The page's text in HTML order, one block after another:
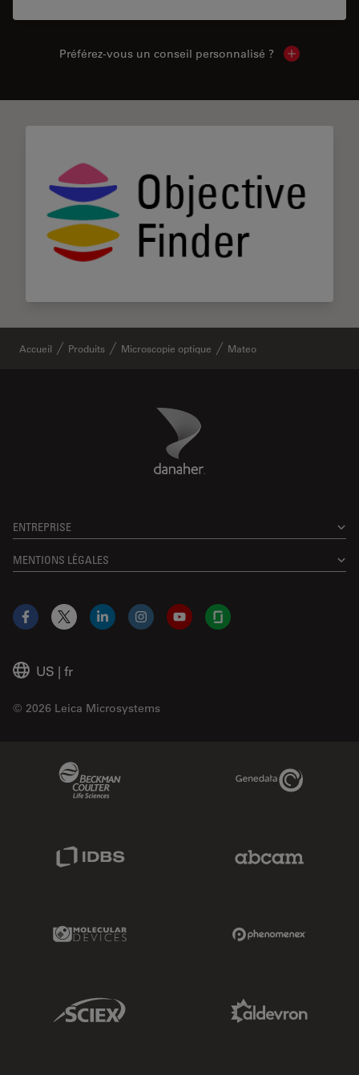
Préférez-vous un conseil personnalisé ? Show local
Accueil Produits Microscopie optique Mateo
Danaher Logo
ENTREPRISE
MENTIONS LÉGALES
US | fr
© 2026 Leica Microsystems
Facebook
X LinkedInInstagramYouTubeGlassdoor
Genedata Link
Molecular Devices Link
Sciex Link